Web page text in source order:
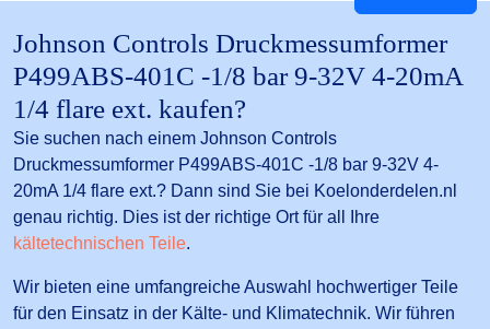
Johnson Controls Druckmessumformer
P499ABS-401C -1/8 bar 9-32V 4-20mA
1/4 flare ext. kaufen?
Sie suchen nach einem Johnson Controls
Druckmessumformer P499ABS-401C -1/8 bar 9-32V 4-
20mA 1/4 flare ext.? Dann sind Sie bei Koelonderdelen.nl
genau richtig. Dies ist der richtige Ort für all Ihre
kältetechnischen Teile.
Wir bieten eine umfangreiche Auswahl hochwertiger Teile
für den Einsatz in der Kälte- und Klimatechnik. Wir führen